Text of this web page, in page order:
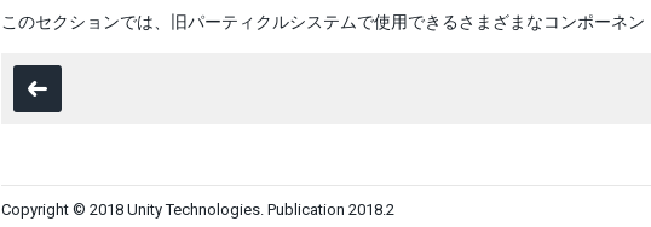
このセクションでは、旧パーティクルシステムで使用できるさまざまなコンポーネン
Copyright © 2018 Unity Technologies. Publication 2018.2